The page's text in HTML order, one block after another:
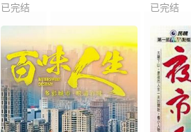
已完结
已完结